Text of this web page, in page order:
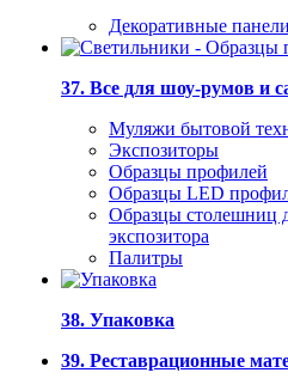
Декоративные панели
37. Все для шоу-румов и
Муляжи бытовой
Экспозиторы
Образцы профилей
Образцы LED
Образцы столешниц
экспозитора
Палитры
38. Упаковка
39. Реставрационные